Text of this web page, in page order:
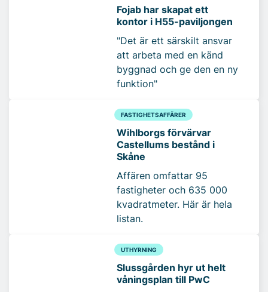
Fojab har skapat ett
kontor i H55-paviljongen
"Det är ett särskilt ansvar
att arbeta med en känd
byggnad och ge den en ny
funktion"
FASTIGHETSAFFÄRER
Wihlborgs förvärvar
Castellums bestånd i
Skåne
Affären omfattar 95
fastigheter och 635 000
kvadratmeter. Här är hela
listan.
UTHYRNING
Slussgården hyr ut helt
våningsplan till PwC